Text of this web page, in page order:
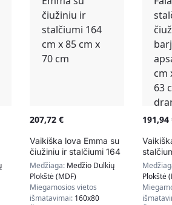
207,72€
Vaikiška lova Emma su
čiužiniu ir stalčiumi 164
cm x 85 cm x 70 cm
Medžiaga: Medžio Dulkių
Plokštė (MDF)
Miegamosios vietos
išmatavimai: 160x80
191,94
cm x
Plokštė